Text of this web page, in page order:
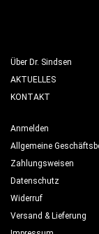
Über Dr. Sindsen
AKTUELLES
KONTAKT
Anmelden
Allgemeine
Zahlungsweisen
Datenschutz
Widerruf
Versand & Lieferung